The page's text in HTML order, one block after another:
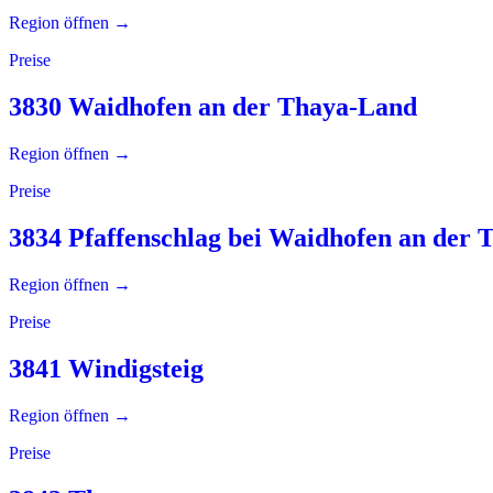
Region öffnen →
Preise
3830 Waidhofen an der Thaya-Land
Region öffnen →
Preise
3834 Pfaffenschlag bei Waidhofen an der
Region öffnen →
Preise
3841 Windigsteig
Region öffnen →
Preise